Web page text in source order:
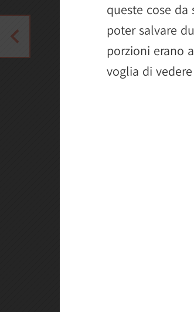
queste cose
poter salvare
porzioni erano
voglia di